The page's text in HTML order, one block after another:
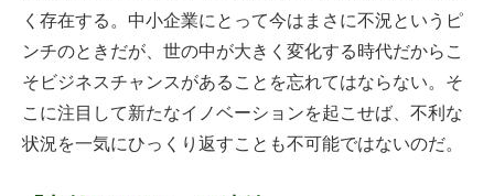
く存在する。中小企業にとって今はまさに不況というピ
ンチのときだが、世の中が大きく変化する時代だからこ
そビジネスチャンスがあることを忘れてはならない。そ
こに注目して新たなイノベーションを起こせば、不利な
状況を一気にひっくり返すことも不可能ではないのだ。